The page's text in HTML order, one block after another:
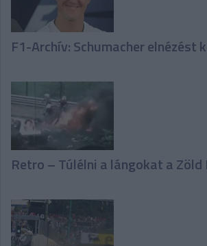
F1-Archív: Schumacher elnézést
Retro – Túlélni a lángokat a Zöld